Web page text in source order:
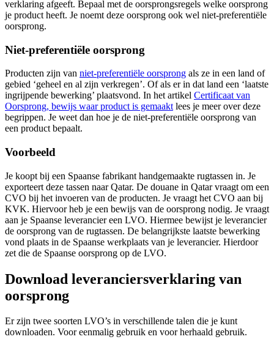
verklaring afgeeft. Bepaal met de oorsprongsregels welke oorsprong
je product heeft. Je noemt deze oorsprong ook wel niet-preferentiële
oorsprong.
Niet-preferentiële oorsprong
Producten zijn van niet-preferentiële oorsprong als ze in een land of
gebied ‘geheel en al zijn verkregen’. Of als er in dat land een ‘laatste
ingrijpende bewerking’ plaatsvond. In het artikel Certificaat van
Oorsprong, bewijs waar product is gemaakt lees je meer over deze
begrippen. Je weet dan hoe je de niet-preferentiële oorsprong van
een product bepaalt.
Voorbeeld
Je koopt bij een Spaanse fabrikant handgemaakte rugtassen in. Je
exporteert deze tassen naar Qatar. De douane in Qatar vraagt om een
CVO bij het invoeren van de producten. Je vraagt het CVO aan bij
KVK. Hiervoor heb je een bewijs van de oorsprong nodig. Je vraagt
aan je Spaanse leverancier een LVO. Hiermee bewijst je leverancier
de oorsprong van de rugtassen. De belangrijkste laatste bewerking
vond plaats in de Spaanse werkplaats van je leverancier. Hierdoor
zet die de Spaanse oorsprong op de LVO.
Download leveranciersverklaring van
oorsprong
Er zijn twee soorten LVO’s in verschillende talen die je kunt
downloaden. Voor eenmalig gebruik en voor herhaald gebruik.